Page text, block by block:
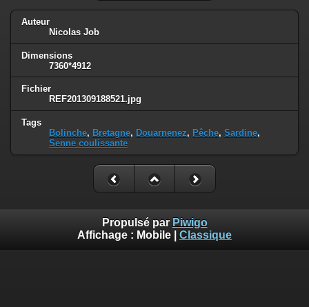
Auteur
Nicolas Job
Dimensions
7360*4912
Fichier
REF201309188521.jpg
Tags
Bolinche, Bretagne, Douarnenez, Pêche, Sardine,
Senne coulissante
Propulsé par Piwigo
Affichage : Mobile Classique